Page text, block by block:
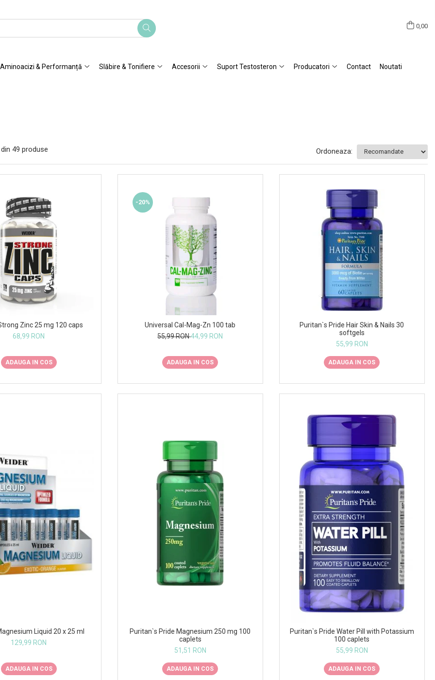
0,00
Aminoacizi & Performanță Slăbire & Tonifiere Accesorii Suport Testosteron Producatori Contact Noutati
49 produse Ordoneaza:
Zinc 25 mg 120 caps
68,99 RON
ADAUGA IN COS
-20%
Universal Cal-Mag-Zn 100 tab
55,99 RON44,99 RON
ADAUGA IN COS
Puritan`s Pride Hair Skin & Nails 30
softgels
55,99 RON
ADAUGA IN COS
Liquid 20 x 25 ml
129,99 RON
ADAUGA IN COS
Puritan`s Pride Magnesium 250 mg 100
caplets
51,51 RON
ADAUGA IN COS
Puritan`s Pride Water Pill with Potassium
100 caplets
55,99 RON
ADAUGA IN COS